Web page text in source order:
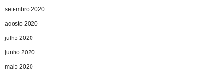
setembro 2020
agosto 2020
julho 2020
junho 2020
maio 2020